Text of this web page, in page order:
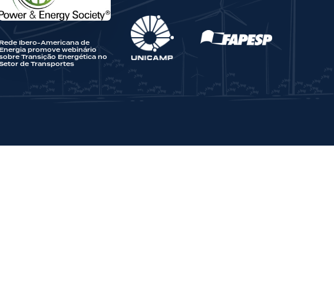
Ibero-Americana de
promove webinário
Transição Energética no
de Transportes